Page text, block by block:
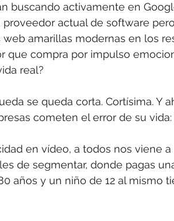
buscando activamente en
proveedor actual de software
amarillas modernas en los
que compra por impulso
real?
se queda corta. Cortísima. Y
cometen el error de su
en vídeo, a todos nos viene
de segmentar, donde pagas
años y un niño de 12 al mismo